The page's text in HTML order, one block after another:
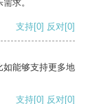
求。
支持[0] 反对[0]
如能够支持更多地
支持[0] 反对[0]